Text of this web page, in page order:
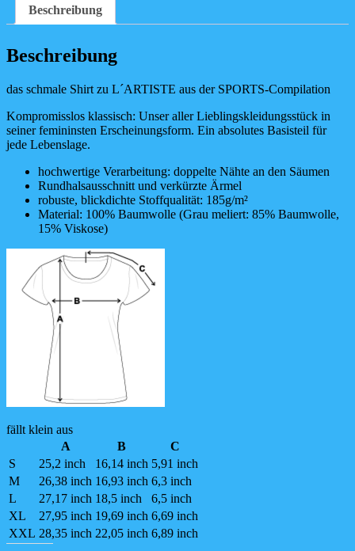
Beschreibung
Beschreibung
das schmale Shirt zu L´ARTISTE aus der SPORTS-Compilation
Kompromisslos klassisch: Unser aller Lieblingskleidungsstück in
seiner femininsten Erscheinungsform. Ein absolutes Basisteil für
jede Lebenslage.
hochwertige Verarbeitung: doppelte Nähte an den Säumen
Rundhalsausschnitt und verkürzte Ärmel
robuste, blickdichte Stoffqualität: 185g/m²
Material: 100% Baumwolle (Grau meliert: 85% Baumwolle,
15% Viskose)
fällt klein aus
A
B
C
S
25,2 inch 16,14 inch 5,91 inch
M
26,38 inch 16,93 inch 6,3 inch
L
27,17 inch 18,5 inch
6,5 inch
XL
27,95 inch 19,69 inch 6,69 inch
XXL 28,35 inch 22,05 inch 6,89 inch